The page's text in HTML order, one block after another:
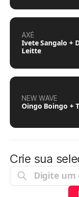
AXÉ
Ivete Sangalo +
Leitte
NEW WAVE
Oingo Boingo +
Crie sua